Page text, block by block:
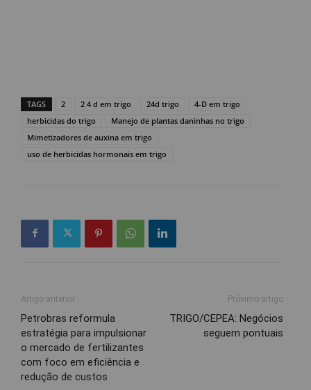
TAGS 2 2 4 d em trigo 24d trigo
4-D em trigo
herbicidas do trigo
Manejo de plantas daninhas no trigo
Mimetizadores de auxina em trigo
uso de herbicidas hormonais em trigo
Artigo anterior
Petrobras reformula
estratégia para impulsionar
o mercado de fertilizantes
com foco em eficiência e
redução de custos
Próximo artigo
TRIGO/CEPEA: Negócios
seguem pontuais